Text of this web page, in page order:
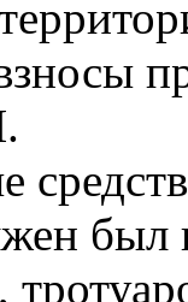
был